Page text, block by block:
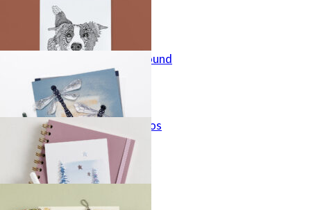
Magic is all around
Hertje in het bos